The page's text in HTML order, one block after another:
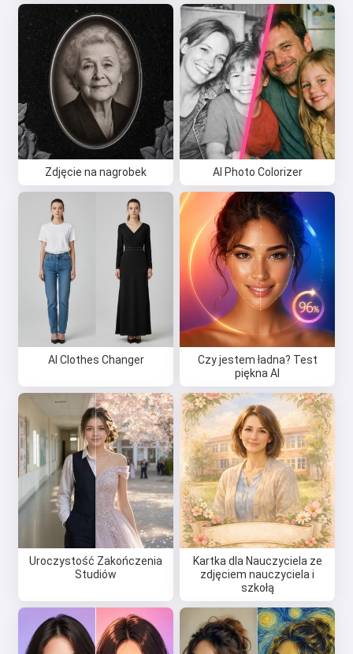
Zdjęcie na nagrobek AI Photo Colorizer
AI Clothes Changer
Czy jestem ładna? Test
piękna AI
Uroczystość Zakończenia
Studiów
Kartka dla Nauczyciela ze
zdjęciem nauczyciela i
szkołą